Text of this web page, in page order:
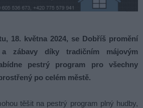
18. května 2024, se Dobříš promění
zábavy díky tradičním májovým
pestrý program pro všechny
po celém městě.
těšit na pestrý program plný hudby,